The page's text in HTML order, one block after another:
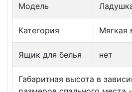
Модель
Категория Мягкая
Ящик для белья нет
Габаритная высота в